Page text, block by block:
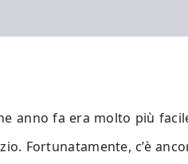
anno fa era molto più
Fortunatamente, c’è